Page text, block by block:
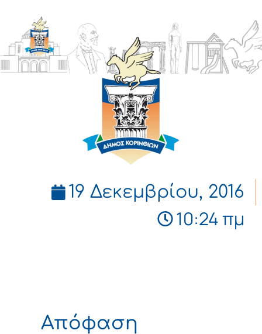
ΔΗΜΟΣ
ΚΟΡΙΝΘΙΩΝ
19 Δεκεμβρίου, 2016
10:24 πμ
Απόφαση